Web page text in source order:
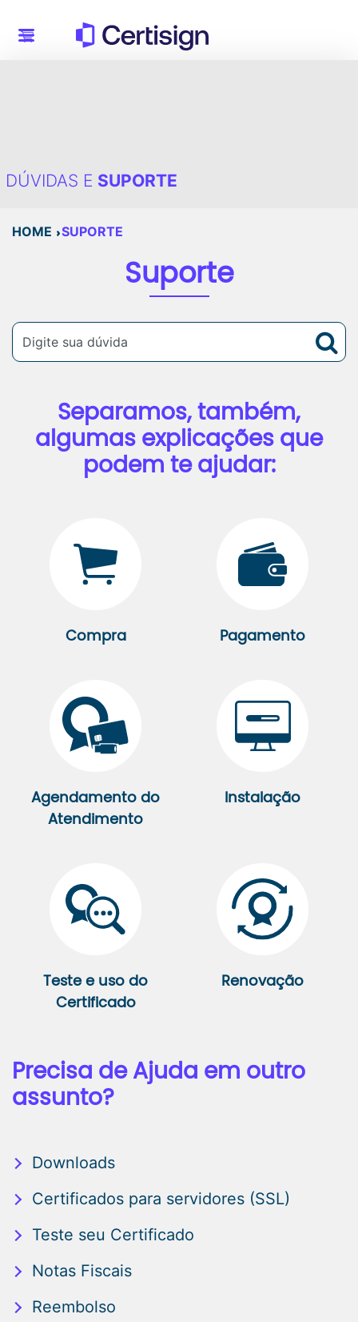
DÚVIDAS E SUPORTE
HOME SUPORTE
Suporte
Separamos, também,
algumas explicações que
podem te ajudar:
Compra Pagamento
Agendamento do
Atendimento
Instalação
Teste e uso do
Certificado
Renovação
Precisa de Ajuda em outro
assunto?
Downloads
Certificados para servidores (SSL)
Teste seu Certificado
Notas Fiscais
Reembolso